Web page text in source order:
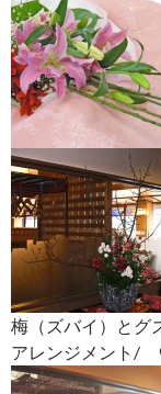
梅（ズバイ）と
アレンジメント/